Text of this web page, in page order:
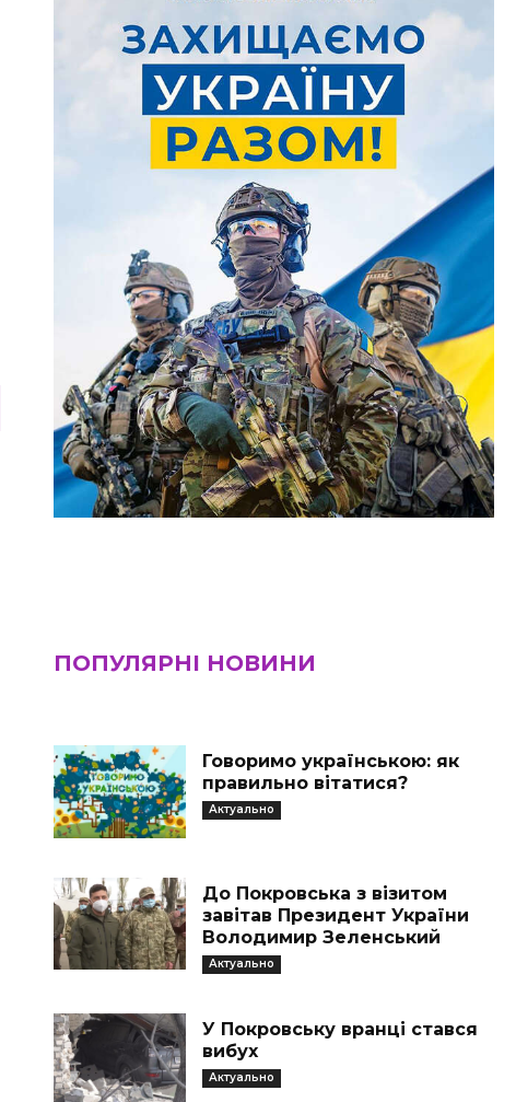
ПОПУЛЯРНІ НОВИНИ
Говоримо українською: як
правильно вітатися?
Актуально
До Покровська з візитом
завітав Президент України
Володимир Зеленський
Актуально
У Покровську вранці стався
вибух
Актуально